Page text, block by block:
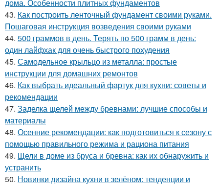
дома. Особенности плитных фундаментов
43. Как построить ленточный фундамент своими руками.
Пошаговая инструкция возведения своими руками
44. 500 граммов в день. Терять по 500 грамм в день:
один лайфхак для очень быстрого похудения
45. Самодельное крыльцо из металла: простые
инструкции для домашних ремонтов
46. Как выбрать идеальный фартук для кухни: советы и
рекомендации
47. Заделка щелей между бревнами: лучшие способы и
материалы
48. Осенние рекомендации: как подготовиться к сезону с
помощью правильного режима и рациона питания
49. Щели в доме из бруса и бревна: как их обнаружить и
устранить
50. Новинки дизайна кухни в зелёном: тенденции и